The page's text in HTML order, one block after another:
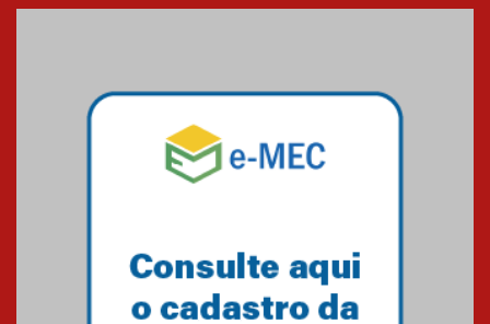
Mackenzie mobiliza campanha
solidária para apoiar famílias em
Minas Gerais
Primeiro culto do ano ressalta o
27.02.2026